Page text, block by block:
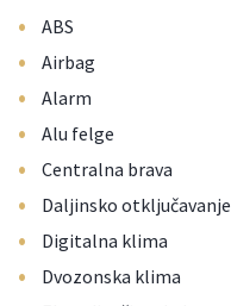
• ABS
• Airbag
• Alarm
• Alu felge
• Centralna brava
• Daljinsko otključavanje
• Digitalna klima
• Dvozonska klima